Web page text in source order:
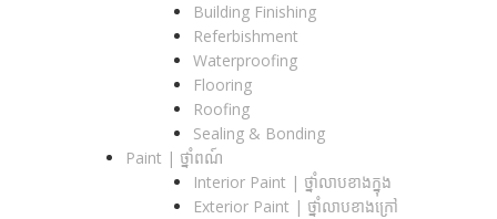
Building Finishing
Referbishment
Waterproofing
Flooring
Roofing
Sealing & Bonding
Paint | ថ្នាំពណ៍
Interior Paint | ថ្នាំលាបខាងក្នុង
Exterior Paint | ថ្នាំលាបខាងក្រៅ